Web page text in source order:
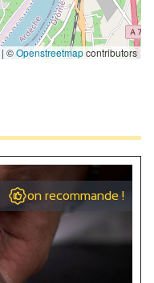
| ©Openstreetmapcontributors
on recommande !